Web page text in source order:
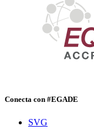
Conecta con #EGADE
SVG